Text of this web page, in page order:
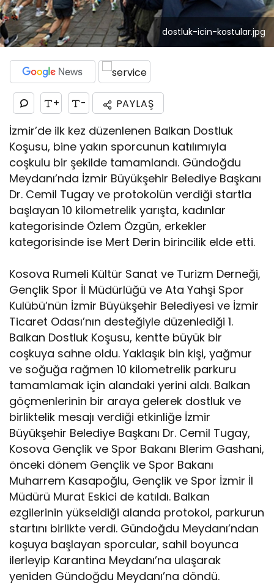
dostluk-icin-kostular.jpg
+ - PAYLAŞ
İzmir’de ilk kez düzenlenen Balkan Dostluk
Koşusu, bine yakın sporcunun katılımıyla
coşkulu bir şekilde tamamlandı. Gündoğdu
Meydanı’nda İzmir Büyükşehir Belediye Başkanı
Dr. Cemil Tugay ve protokolün verdiği startla
başlayan 10 kilometrelik yarışta, kadınlar
kategorisinde Özlem Özgün, erkekler
kategorisinde ise Mert Derin birincilik elde etti.
Kosova Rumeli Kültür Sanat ve Turizm Derneği,
Gençlik Spor İl Müdürlüğü ve Ata Yahşi Spor
Kulübü’nün İzmir Büyükşehir Belediyesi ve İzmir
Ticaret Odası’nın desteğiyle düzenlediği 1.
Balkan Dostluk Koşusu, kentte büyük bir
coşkuya sahne oldu. Yaklaşık bin kişi, yağmur
ve soğuğa rağmen 10 kilometrelik parkuru
tamamlamak için alandaki yerini aldı. Balkan
göçmenlerinin bir araya gelerek dostluk ve
birliktelik mesajı verdiği etkinliğe İzmir
Büyükşehir Belediye Başkanı Dr. Cemil Tugay,
Kosova Gençlik ve Spor Bakanı Blerim Gashani,
önceki dönem Gençlik ve Spor Bakanı
Muharrem Kasapoğlu, Gençlik ve Spor İzmir İl
Müdürü Murat Eskici de katıldı. Balkan
ezgilerinin yükseldiği alanda protokol, parkurun
startını birlikte verdi. Gündoğdu Meydanı’ndan
koşuya başlayan sporcular, sahil boyunca
ilerleyip Karantina Meydanı’na ulaşarak
yeniden Gündoğdu Meydanı’na döndü.